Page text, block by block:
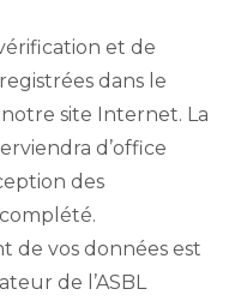
et de
dans le
site Internet. La
d’office
des
de vos données est
de l’ASBL